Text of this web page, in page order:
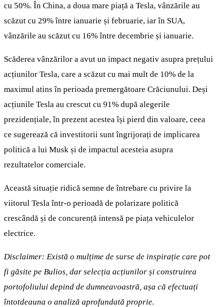
cu 50%. În China, a doua mare piață a Tesla, vânzările au
scăzut cu 29% între ianuarie și februarie, iar în SUA,
vânzările au scăzut cu 16% între decembrie și ianuarie.
Scăderea vânzărilor a avut un impact negativ asupra prețului
acțiunilor Tesla, care a scăzut cu mai mult de 10% de la
maximul atins în perioada premergătoare Crăciunului. Deși
acțiunile Tesla au crescut cu 91% după alegerile
prezidențiale, în prezent acestea își pierd din valoare, ceea
ce sugerează că investitorii sunt îngrijorați de implicarea
politică a lui Musk și de impactul acesteia asupra
rezultatelor comerciale.
Această situație ridică semne de întrebare cu privire la
viitorul Tesla într-o perioadă de polarizare politică
crescândă și de concurență intensă pe piața vehiculelor
electrice.
Disclaimer: Există o mulțime de surse de inspirație care pot
fi găsite pe Bulios, dar selecția acțiunilor și construirea
portofoliului depind de dumneavoastră, așa că efectuați
întotdeauna o analiză aprofundată proprie.